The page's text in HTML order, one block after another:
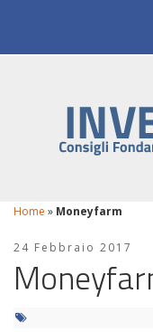
Home » Moneyfarm
24 Febbraio 2017